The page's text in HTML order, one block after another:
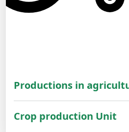
Productions in
Crop production Unit